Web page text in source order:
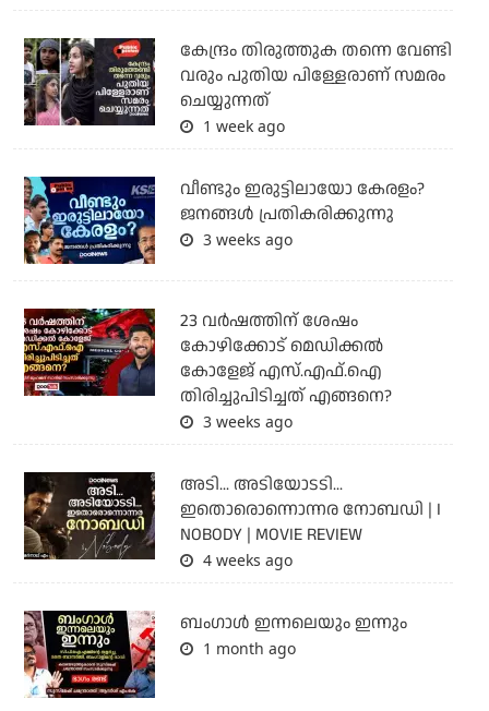
കേന്ദ്രം തിരുത്തുക തന്നെ വേണ്ടി
വരും പുതിയ പിള്ളേരാണ് സമരം
ചെയ്യുന്നത്
1 week ago
വീണ്ടും ഇരുട്ടിലായോ കേരളം?
ജനങ്ങൾ പ്രതികരിക്കുന്നു
3 weeks ago
23 വർഷത്തിന് ശേഷം
കോഴിക്കോട് മെഡിക്കൽ
കോളേജ് എസ്.എഫ്.ഐ
തിരിച്ചുപിടിച്ചത് എങ്ങനെ?
3 weeks ago
അടി... അടിയോടടി...
ഇതൊരൊന്നൊന്നര നോബഡി | I
NOBODY | MOVIE REVIEW
4 weeks ago
ബംഗാള്‍ ഇന്നലെയും ഇന്നും
1 month ago